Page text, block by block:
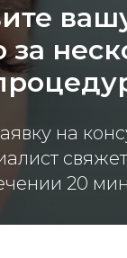
за
на
20